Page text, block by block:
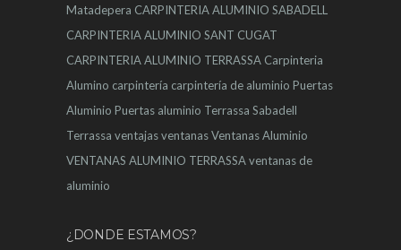
Matadepera CARPINTERIA ALUMINIO SABADELL
CARPINTERIA ALUMINIO SANT CUGAT
CARPINTERIA ALUMINIO TERRASSA Carpinteria
Alumino carpintería carpintería de aluminio Puertas
Aluminio Puertas aluminio Terrassa Sabadell
Terrassa ventajasventanasVentanas Aluminio
VENTANAS ALUMINIO TERRASSAventanas de
aluminio
¿DONDE ESTAMOS?